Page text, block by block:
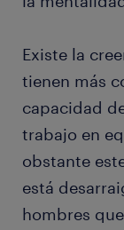
Existe la
tienen más
capacidad
trabajo en
obstante
está
hombres